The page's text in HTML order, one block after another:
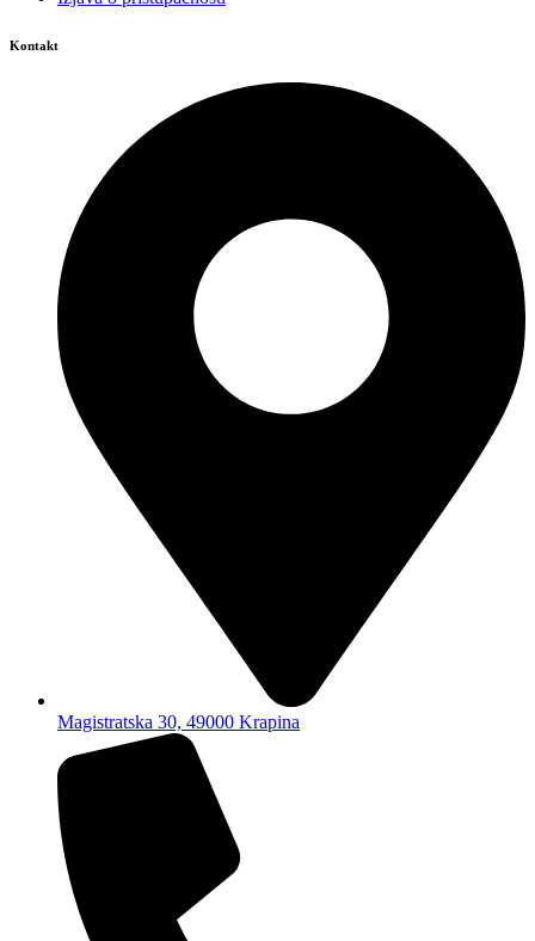
Kontakt
Magistratska 30, 49000 Krapina